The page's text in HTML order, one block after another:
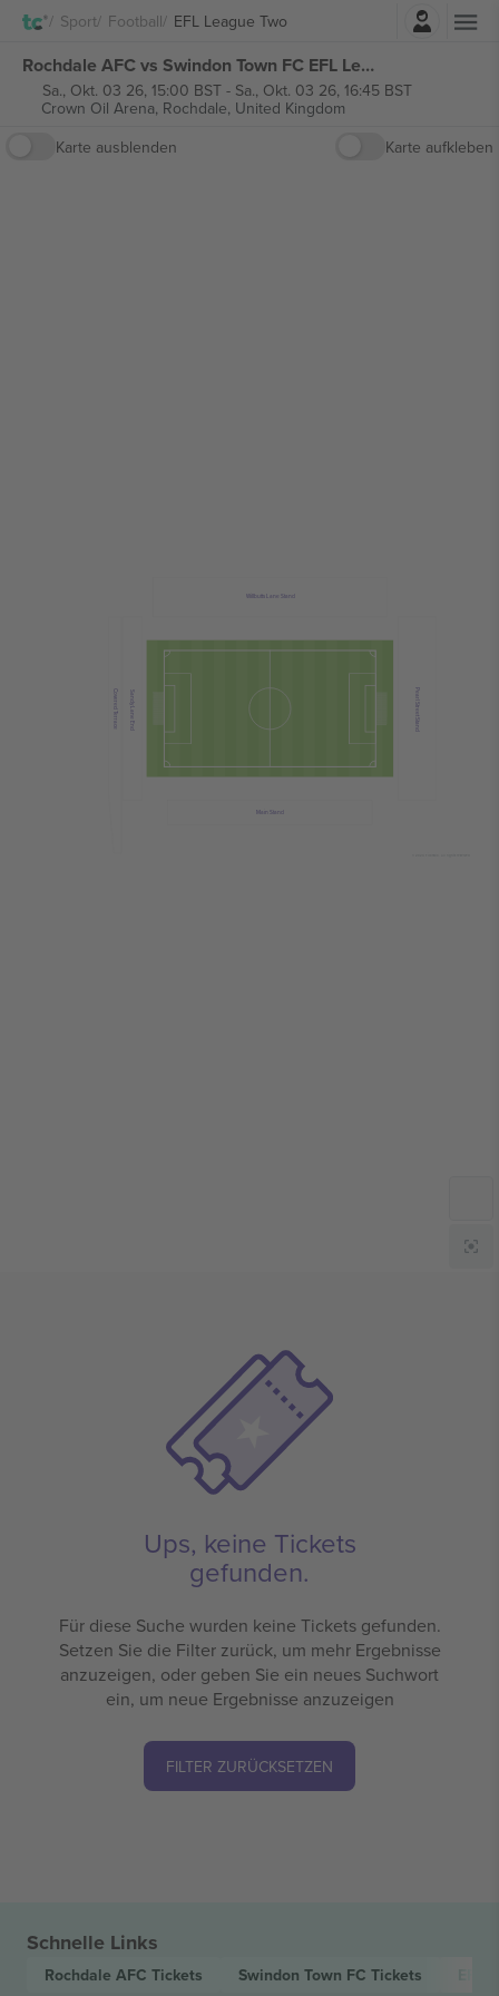
Sport Football EFL League TwoEinloggen
Rochdale AFC vs Swindon Town FC EFL League Two tickets
Sa., Okt. 03 26, 15:00 BST- Sa., Okt. 03 26, 16:45 BST
Crown Oil Arena, Rochdale, United Kingdom
Karte ausblenden
Karte aufkleben
Main Stand
Pearl Street Stand
Willbutts Lane Stand
Sandy Lane End
Covered Terrace
Ups, keine Tickets
gefunden.
Für diese Suche wurden keine Tickets gefunden.
Setzen Sie die Filter zurück, um mehr Ergebnisse
anzuzeigen, oder geben Sie ein neues Suchwort
ein, um neue Ergebnisse anzuzeigen
FILTER ZURÜCKSETZEN
Schnelle Links
Rochdale AFC Tickets Swindon Town FC Tickets